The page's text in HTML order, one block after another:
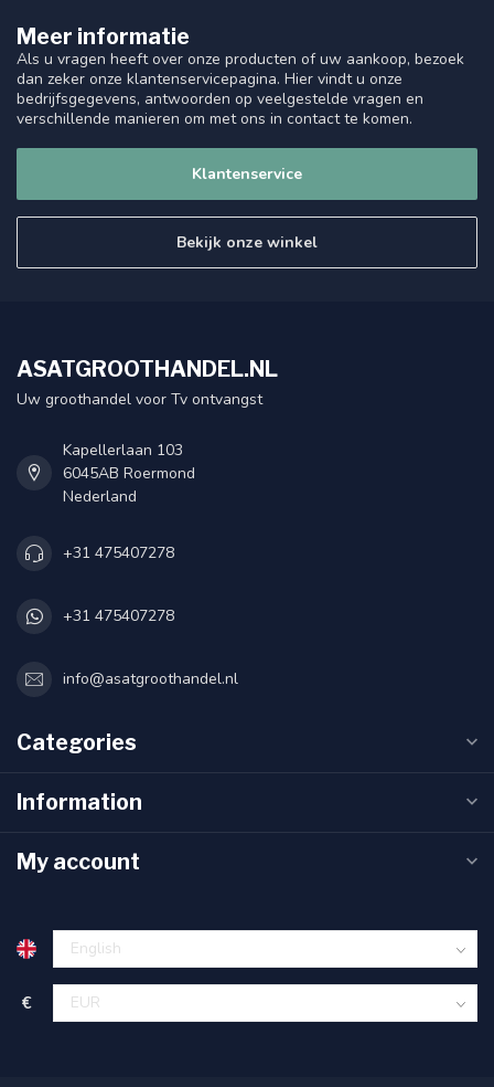
Meer informatie
Als u vragen heeft over onze producten of uw aankoop, bezoek
dan zeker onze klantenservicepagina. Hier vindt u onze
bedrijfsgegevens, antwoorden op veelgestelde vragen en
verschillende manieren om met ons in contact te komen.
Klantenservice
Bekijk onze winkel
ASATGROOTHANDEL.NL
Uw groothandel voor Tv ontvangst
Kapellerlaan 103
6045AB Roermond
Nederland
+31 475407278
+31 475407278
info@asatgroothandel.nl
Categories
Information
My account
€